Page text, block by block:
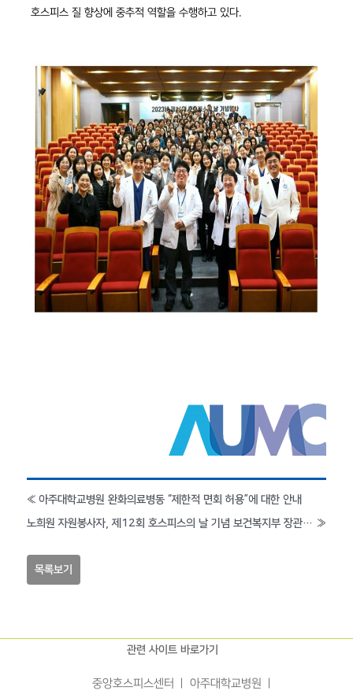
호스피스 질 향상에 중추적 역할을 수행하고 있다.
« 아주대학교병원 완화의료병동 “제한적 면회 허용”에 대한 안내
노희원 자원봉사자, 제12회 호스피스의 날 기념 보건복지부 장관 표창 수상 »
목록보기
관련 사이트 바로가기
중앙호스피스센터 아주대학교병원